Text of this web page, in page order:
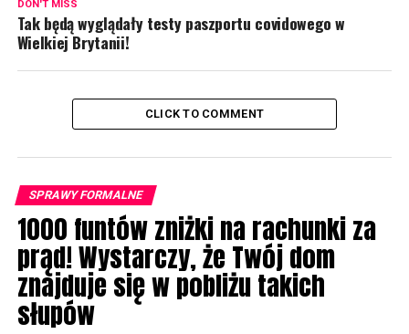
DON'T MISS
Tak będą wyglądały testy paszportu covidowego w
Wielkiej Brytanii!
CLICK TO COMMENT
SPRAWY FORMALNE
1000 funtów zniżki na rachunki za
prąd! Wystarczy, że Twój dom
znajduje się w pobliżu takich
słupów